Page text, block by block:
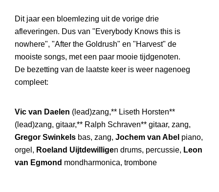
Dit jaar een bloemlezing uit de vorige drie
afleveringen. Dus van "Everybody Knows this is
nowhere", "After the Goldrush" en "Harvest" de
mooiste songs, met een paar mooie tijdgenoten.
De bezetting van de laatste keer is weer nagenoeg
compleet:
Vic van Daelen (lead)zang,** Liseth Horsten**
(lead)zang, gitaar,** Ralph Schraven** gitaar, zang,
Gregor Swinkels bas, zang, Jochem van Abel piano,
orgel, Roeland Uijtdewilligen drums, percussie, Leon
van Egmond mondharmonica, trombone